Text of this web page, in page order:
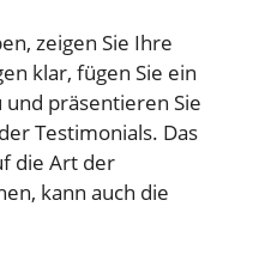
zeigen Sie Ihre
klar, fügen Sie ein
präsentieren Sie
Testimonials. Das
die Art der
kann auch die